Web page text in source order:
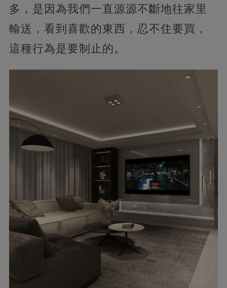
多，是因為我們一直源源不斷地往家里
輸送，看到喜歡的東西，忍不住要買，
這種行為是要制止的。